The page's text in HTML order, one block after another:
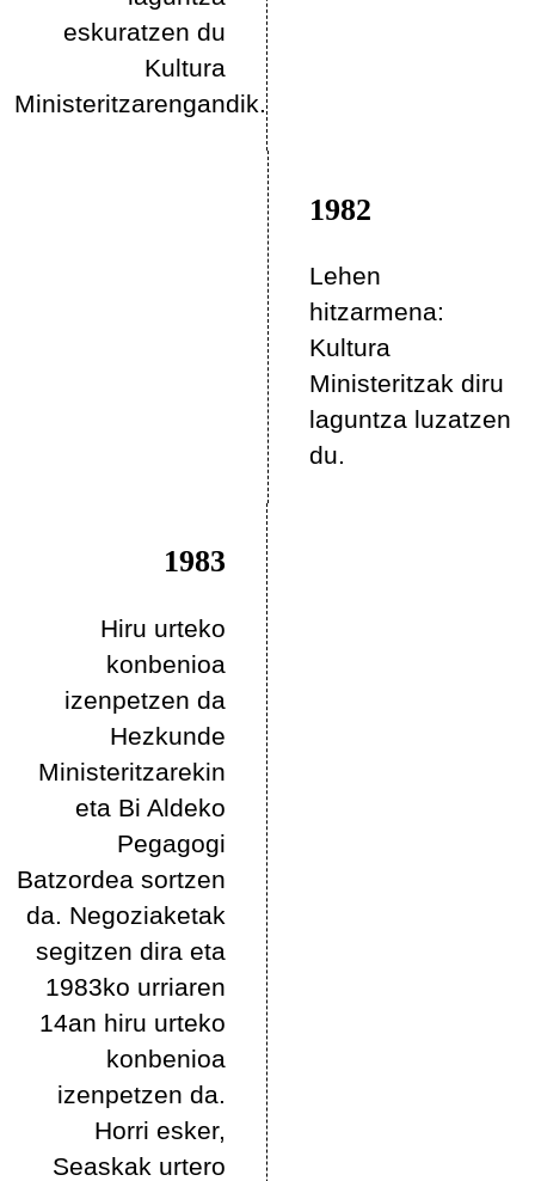
eskuratzen du
Kultura
Ministeritzarengandik.
1982
Lehen
hitzarmena:
Kultura
Ministeritzak diru
laguntza luzatzen
du.
1983
Hiru urteko
konbenioa
izenpetzen da
Hezkunde
Ministeritzarekin
eta Bi Aldeko
Pegagogi
Batzordea sortzen
da. Negoziaketak
segitzen dira eta
1983ko urriaren
14an hiru urteko
konbenioa
izenpetzen da.
Horri esker,
Seaskak urtero